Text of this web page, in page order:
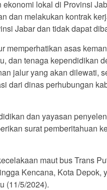
ekonomi lokal di Provinsi
dan melakukan kontrak
Jabar dan tidak dapat
memperhatikan asas
dan tenaga kependidikan
jalur yang akan dilewati,
dari dinas perhubungan
dan yayasan
surat pemberitahuan
maut bus Trans
Kencana, Kota Depok,
(11/5/2024).